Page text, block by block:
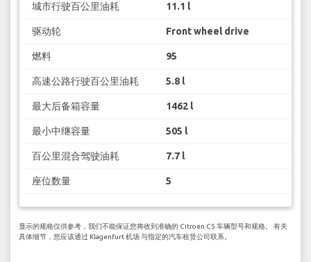
城市行驶百公里油耗 11.1 l
驱动轮 Front wheel drive
燃料 95
高速公路行驶百公里油耗 5.8 l
最大后备箱容量 1462 l
最小中继容量 505 l
百公里混合驾驶油耗 7.7 l
座位数量 5
显示的规格仅供参考，我们不能保证您将收到准确的 Citroen C5 车辆型号和规格。 有关
具体细节，您应该通过 Klagenfurt 机场 与指定的汽车租赁公司联系。